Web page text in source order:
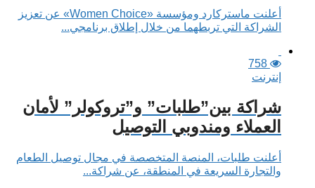
أعلنت ماستركارد ومؤسسة «Women Choice» عن تعزيز
الشراكة التي تربطهما من خلال إطلاق برنامجي...
758
إنترنت
شراكة بين”طلبات” و”تروكولر” لأمان
العملاء ومندوبي التوصيل
أعلنت طلبات، المنصة المتخصصة في مجال توصيل الطعام
والتجارة السريعة في المنطقة، عن شراكة...